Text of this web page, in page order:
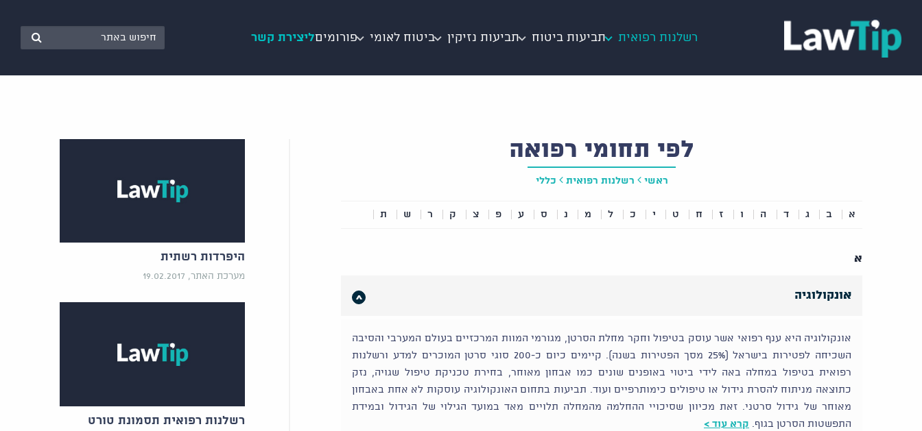
רשלנות רפואית תביעות ביטוח תביעות נזיקין ביטוח לאומי פורומיםליצירת קשר
לפי תחומי רפואה
ראשי רשלנות רפואית כללי
א ב ג ד ה ו ז ח ט י כ ל מ נ ס ע פ צ ק ר ש ת
א
אונקולוגיה
אונקולוגיה היא ענף רפואי אשר עוסק בטיפול וחקר מחלת הסרטן, מגורמי המוות המרכזיים בעולם המערבי והסיבה
השכיחה לפטירות בישראל (25% מסך הפטירות בשנה). קיימים כיום כ-200 סוגי סרטן המוכרים למדע ורשלנות
רפואית בטיפול במחלה באה לידי ביטוי באופנים שונים כמו אבחון מאוחר, בחירת טכניקת טיפול שגויה, נזק
כתוצאה מניתוח להסרת גידול או טיפולים כימותרפיים ועוד. תביעות בתחום האונקולוגיה עוסקות לא אחת באבחון
מאוחר של גידול סרטני. זאת מכיוון שסיכויי ההחלמה מהמחלה תלויים מאד במועד הגילוי של הגידול ובמידת
התפשטות הסרטן בגוף. קרא עוד >
היפרדות רשתית
מערכת האתר, 19.02.2017
רשלנות רפואית תסמונת טורט